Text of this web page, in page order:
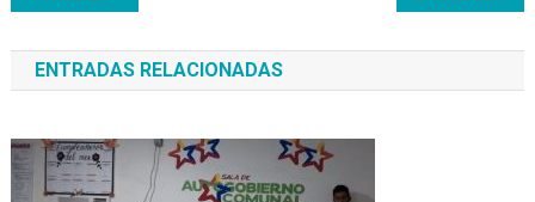
de
entradas
ENTRADAS RELACIONADAS